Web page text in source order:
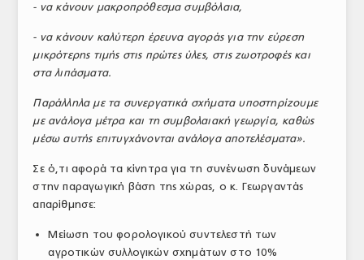
- να κάνουν μακροπρόθεσμα συμβόλαια,
- να κάνουν καλύτερη έρευνα αγοράς για την εύρεση
μικρότερης τιμής στις πρώτες ύλες, στις ζωοτροφές και
στα λιπάσματα.
Παράλληλα με τα συνεργατικά σχήματα υποστηρίζουμε
με ανάλογα μέτρα και τη συμβολαιακή γεωργία, καθώς
μέσω αυτής επιτυγχάνονται ανάλογα αποτελέσματα».
Σε ό,τι αφορά τα κίνητρα για τη συνένωση δυνάμεων
στην παραγωγική βάση της χώρας, ο κ. Γεωργαντάς
απαρίθμησε:
Μείωση του φορολογικού συντελεστή των
αγροτικών συλλογικών σχημάτων στο 10%